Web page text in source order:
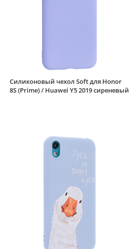
Силиконовый чехол Soft для Honor
8S (Prime) / Huawei Y5 2019 сиреневый